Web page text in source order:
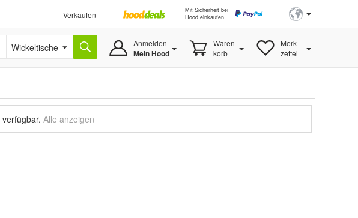
Verkaufen
Mit Sicherheit bei
Hood einkaufen
Wickeltische Anmelden
Mein Hood
Waren-
korb
Merk-
zettel
verfügbar. Alle anzeigen